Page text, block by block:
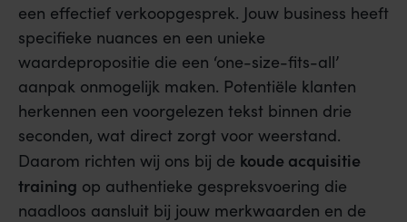
een effectief verkoopgesprek. Jouw business heeft
specifieke nuances en een unieke
waardepropositie die een ‘one-size-fits-all’
aanpak onmogelijk maken. Potentiële klanten
herkennen een voorgelezen tekst binnen drie
seconden, wat direct zorgt voor weerstand.
Daarom richten wij ons bij de koude acquisitie
training op authentieke gespreksvoering die
naadloos aansluit bij jouw merkwaarden en de